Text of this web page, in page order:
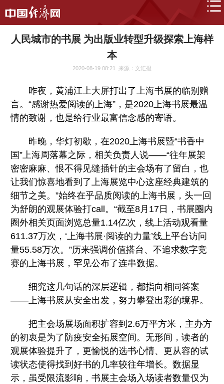
人民城市的书展 为出版业转型升级探索上海样
本
2020-08-19 08:21 来源：文汇报
昨夜，黄浦江上大屏打出了上海书展的临别赠
言。“感谢热爱阅读的上海”，是2020上海书展最温
情的致谢，也是给行业最富信念感的寄语。
昨晚，华灯初歇，在2020上海书展暨“书香中
国”上海周落幕之际，相关负责人说——“往年展架
密密麻麻、恨不得见缝插针的主会场有了留白，也
让我们惊喜地看到了上海展览中心这座经典建筑的
细节之美。”始终在乎品质阅读的上海书展，头一回
为舒朗的观展体验打call。“截至8月17日，书展圈内
圈外相关页面浏览总量1.14亿次，线上活动观看量
611.37万次，‘上海书展·阅读的力量’线上平台访问
量55.58万次。”历来强调价值搭台、不追求数字竞
赛的上海书展，罕见公布了连串数据。
细究这几句话的深层逻辑，都指向相同答案
——上海书展从安全出发，努力攀登出彩的境界。
把主会场展场面积扩容到2.6万平方米，主办方
的初衷是为了防疫安全拓展空间。无形间，读者的
观展体验提升了，更愉悦的选书心情、更从容的试
读状态使得找到好书的几率较往年增长。数据显
示，虽受限流影响，书展主会场入场读者数量仅为